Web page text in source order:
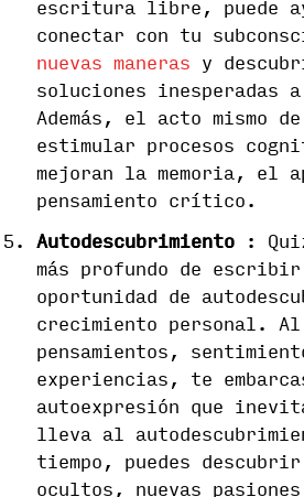
escritura libre, puede
conectar con tu
nuevas maneras y
soluciones inesperadas
Además, el acto mismo
estimular procesos
mejoran la memoria, el
pensamiento crítico.
Autodescubrimiento :
más profundo de
oportunidad de
crecimiento personal.
pensamientos,
experiencias, te
autoexpresión que
lleva al
tiempo, puedes
ocultos, nuevas pasiones